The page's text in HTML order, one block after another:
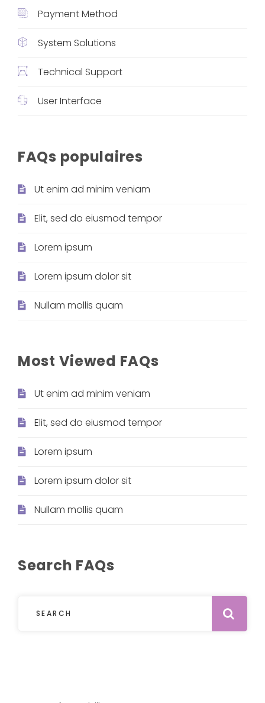
Payment Method
System Solutions
Technical Support
User Interface
FAQs populaires
Ut enim ad minim veniam
Elit, sed do eiusmod tempor
Lorem ipsum
Lorem ipsum dolor sit
Nullam mollis quam
Most Viewed FAQs
Ut enim ad minim veniam
Elit, sed do eiusmod tempor
Lorem ipsum
Lorem ipsum dolor sit
Nullam mollis quam
Search FAQs